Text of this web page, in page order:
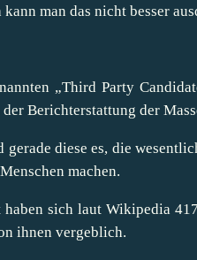
kann man das nicht besser
„Third Party
Berichterstattung der
gerade diese es, die
machen.
haben sich laut Wikipedia
ihnen vergeblich.